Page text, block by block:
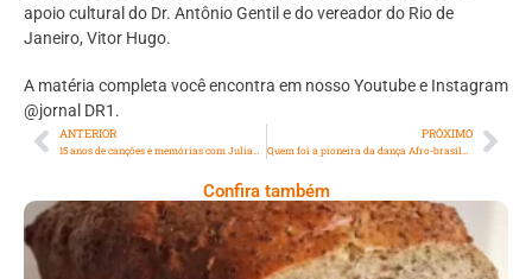
apoio cultural do Dr. Antônio Gentil e do vereador do Rio de
Janeiro, Vitor Hugo.
A matéria completa você encontra em nosso Youtube e Instagram
@jornal DR1.
ANTERIOR
15 anos de canções e memórias com Juliana Maia
PRÓXIMO
Quem foi a pioneira da dança Afro-brasileira?
Confira também